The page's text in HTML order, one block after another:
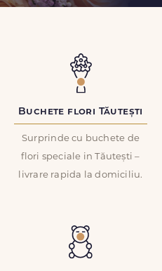
Buchete flori Tăutești
Surprinde cu buchete de
flori speciale in Tăutești –
livrare rapida la domiciliu.